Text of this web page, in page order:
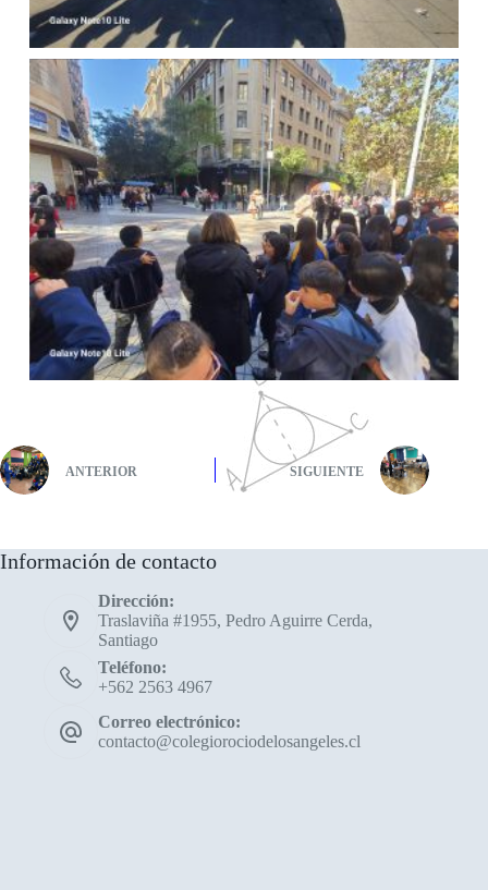
ANTERIOR SIGUIENTE
Información de contacto
Dirección:
Traslaviña #1955, Pedro Aguirre Cerda,
Santiago
Teléfono:
+562 2563 4967
Correo electrónico:
contacto@colegiorociodelosangeles.cl